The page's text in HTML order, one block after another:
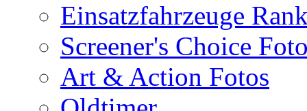
Einsatzfahrzeuge
Screener's Choice
Art & Action Fotos